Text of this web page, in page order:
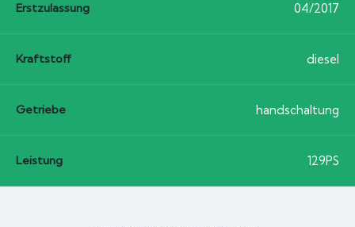
Erstzulassung 04/2017
Kraftstoff diesel
Getriebe handschaltung
Leistung 129PS